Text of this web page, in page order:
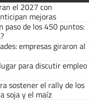
el 2027 con
mejoras
paso de los 450 puntos:
empresas giraron al
para discutir empleo
sostener el rally de los
soja y el maíz